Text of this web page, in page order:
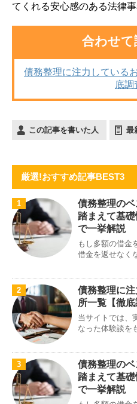
てくれる安心感のある法律事
合わせ
債務整理に注力している
底調
この記事を書いた人 最
厳選!おすすめ記事BEST3
1
債務整理の
踏まえて基
で一挙解説
もし多額の借金
借金を返せなく
2
債務整理に
所一覧【徹底
当サイトでは、
なった体験談を
3
債務整理の
踏まえて基
で一挙解説